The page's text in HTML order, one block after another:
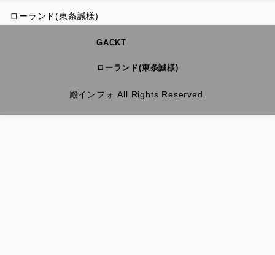
ローランド(東条誠様)
GACKT
ローランド(東条誠様)
殿インフォ All Rights Reserved.